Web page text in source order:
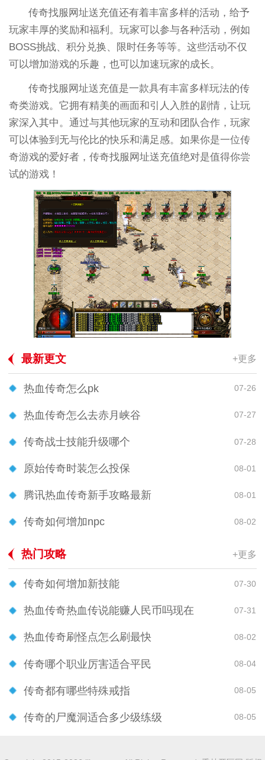
传奇找服网址送充值还有着丰富多样的活动，给予
玩家丰厚的奖励和福利。玩家可以参与各种活动，例如
BOSS挑战、积分兑换、限时任务等等。这些活动不仅
可以增加游戏的乐趣，也可以加速玩家的成长。
传奇找服网址送充值是一款具有丰富多样玩法的传
奇类游戏。它拥有精美的画面和引人入胜的剧情，让玩
家深入其中。通过与其他玩家的互动和团队合作，玩家
可以体验到无与伦比的快乐和满足感。如果你是一位传
奇游戏的爱好者，传奇找服网址送充值绝对是值得你尝
试的游戏！
最新更文 +更多
热血传奇怎么pk 07-26
热血传奇怎么去赤月峡谷 07-27
传奇战士技能升级哪个 07-28
原始传奇时装怎么投保 08-01
腾讯热血传奇新手攻略最新 08-01
传奇如何增加npc 08-02
热门攻略 +更多
传奇如何增加新技能 07-30
热血传奇热血传说能赚人民币吗现在 07-31
热血传奇刷怪点怎么刷最快 08-02
传奇哪个职业厉害适合平民 08-04
传奇都有哪些特殊戒指 08-05
传奇的尸魔洞适合多少级练级 08-05